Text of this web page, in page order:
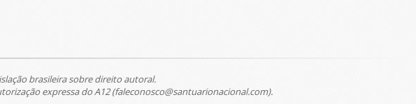
brasileira sobre direito autoral.
expressa do A12 (faleconosco@santuarionacional.com).